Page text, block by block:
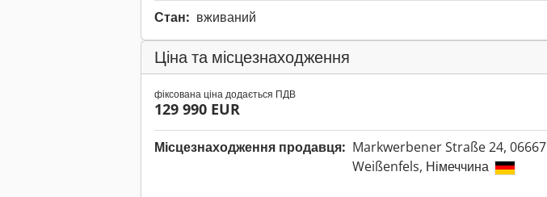
Стан: вживаний
Ціна та місцезнаходження
фіксована ціна додається ПДВ
129 990 EUR
Місцезнаходження продавця: Markwerbener Straße 24, 06667
Weißenfels, Німеччина